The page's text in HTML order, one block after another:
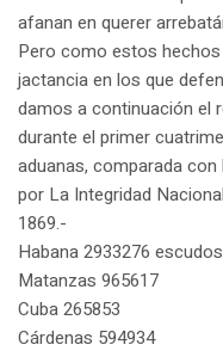
afanan en querer
Pero como estos
jactancia en los que
damos a continuación el
durante el primer
aduanas, comparada
por La Integridad
1869.-
Habana 2933276
Matanzas 965617
Cuba 265853
Cárdenas 594934